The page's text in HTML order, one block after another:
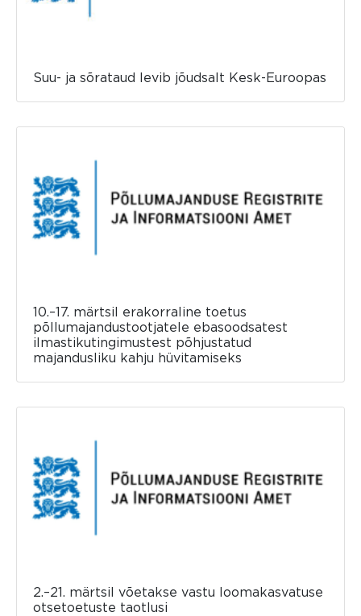
Suu- ja sõrataud levib jõudsalt Kesk-Euroopas
10.–17. märtsil erakorraline toetus
põllumajandustootjatele ebasoodsatest
ilmastikutingimustest põhjustatud
majandusliku kahju hüvitamiseks
2.–21. märtsil võetakse vastu loomakasvatuse
otsetoetuste taotlusi